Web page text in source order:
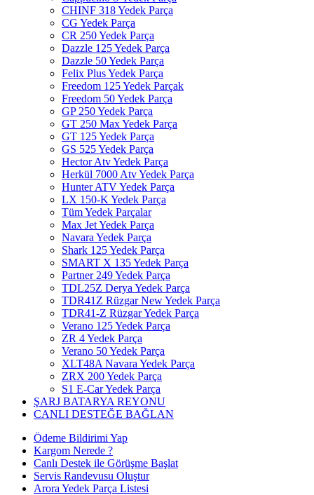
CHINF 318 Yedek Parça
CG Yedek Parça
CR 250 Yedek Parça
Dazzle 125 Yedek Parça
Dazzle 50 Yedek Parça
Felix Plus Yedek Parça
Freedom 125 Yedek Parçak
Freedom 50 Yedek Parça
GP 250 Yedek Parça
GT 250 Max Yedek Parça
GT 125 Yedek Parça
GS 525 Yedek Parça
Hector Atv Yedek Parça
Herkül 7000 Atv Yedek Parça
Hunter ATV Yedek Parça
LX 150-K Yedek Parça
Tüm Yedek Parçalar
Max Jet Yedek Parça
Navara Yedek Parça
Shark 125 Yedek Parça
SMART X 135 Yedek Parça
Partner 249 Yedek Parça
TDL25Z Derya Yedek Parça
TDR41Z Rüzgar New Yedek Parça
TDR41-Z Rüzgar Yedek Parça
Verano 125 Yedek Parça
ZR 4 Yedek Parça
Verano 50 Yedek Parça
XLT48A Navara Yedek Parça
ZRX 200 Yedek Parça
S1 E-Car Yedek Parça
ŞARJ BATARYA REYONU
CANLI DESTEĞE BAĞLAN
Ödeme Bildirimi Yap
Kargom Nerede ?
Canlı Destek ile Görüşme Başlat
Servis Randevusu Oluştur
Arora Yedek Parça Listesi